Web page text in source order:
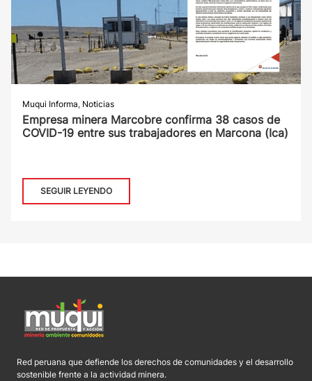
Muqui Informa, Noticias
Empresa minera Marcobre confirma 38 casos de
COVID-19 entre sus trabajadores en Marcona (Ica)
SEGUIR LEYENDO
Red peruana que defiende los derechos de comunidades y el desarrollo
sostenible frente a la actividad minera.